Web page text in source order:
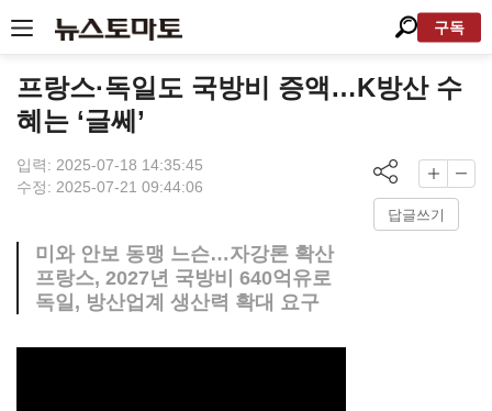
구독
프랑스·독일도 국방비 증액…K방산 수
혜는 ‘글쎄’
입력: 2025-07-18 14:35:45
수정: 2025-07-21 09:44:06
답글쓰기
미와 안보 동맹 느슨…자강론 확산
프랑스, 2027년 국방비 640억유로
독일, 방산업계 생산력 확대 요구